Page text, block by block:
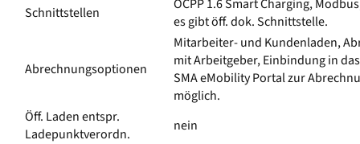
Schnittstellen
OCPP 1.6 Smart Charging,
es gibt öff. dok. Schnittstelle.
Abrechnungs­optionen
Mitarbeiter- und Kundenladen,
mit Arbeitgeber, Einbindung in
SMA eMobility Portal zur
möglich.
Öff. Laden entspr.
Ladepunktverordn.
nein